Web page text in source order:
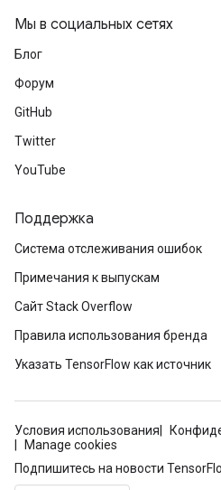
Мы в социальных сетях
Блог
Форум
GitHub
Twitter
YouTube
Поддержка
Система отслеживания ошибок
Примечания к выпускам
Сайт Stack Overflow
Правила использования бренда
Указать TensorFlow как источник
Условия использования
Manage cookies
Подпишитесь на новости